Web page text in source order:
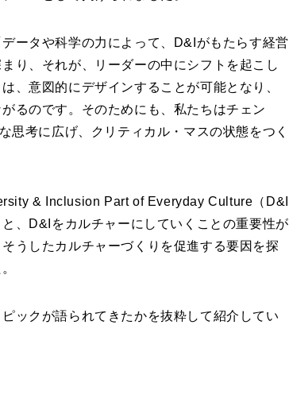
ータや科学の力によって、D&Iがもたらす経営
り、それが、リーダーの中にシフトを起こし
、意図的にデザインすることが可能となり、
るのです。そのためにも、私たちはチェン
思考に広げ、クリティカル・マスの状態をつく
& Inclusion Part of Everyday Culture（D&I
、D&Iをカルチャーにしていくことの重要性が
うしたカルチャーづくりを促進する要因を探
ックが語られてきたかを抜粋して紹介してい